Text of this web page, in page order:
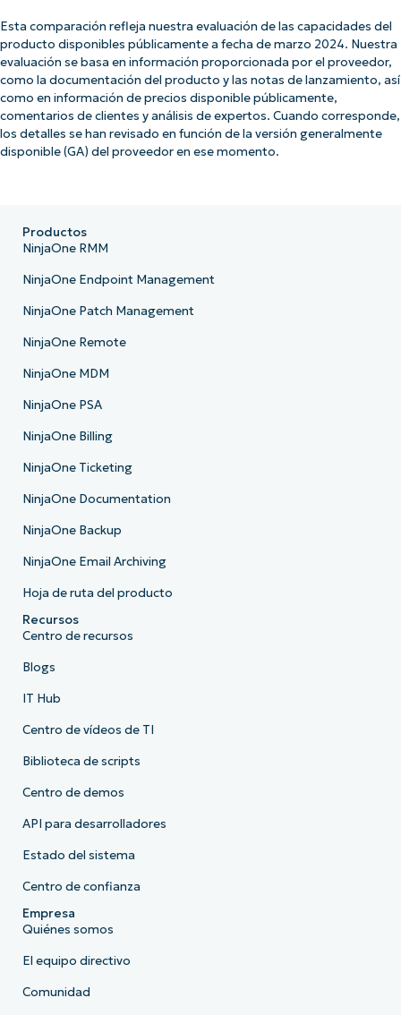
Esta comparación refleja nuestra evaluación de las capacidades del
producto disponibles públicamente a fecha de marzo 2024. Nuestra
evaluación se basa en información proporcionada por el proveedor,
como la documentación del producto y las notas de lanzamiento, así
como en información de precios disponible públicamente,
comentarios de clientes y análisis de expertos. Cuando corresponde,
los detalles se han revisado en función de la versión generalmente
disponible (GA) del proveedor en ese momento.
Productos
NinjaOne RMM
NinjaOne Endpoint Management
NinjaOne Patch Management
NinjaOne Remote
NinjaOne MDM
NinjaOne PSA
NinjaOne Billing
NinjaOne Ticketing
NinjaOne Documentation
NinjaOne Backup
NinjaOne Email Archiving
Hoja de ruta del producto
Recursos
Centro de recursos
Blogs
IT Hub
Centro de vídeos de TI
Biblioteca de scripts
Centro de demos
API para desarrolladores
Estado del sistema
Centro de confianza
Empresa
Quiénes somos
El equipo directivo
Comunidad